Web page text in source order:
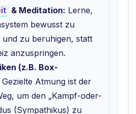
& Meditation: Lerne,
bewusst zu
und zu beruhigen, statt
anzuspringen.
(z.B. Box-
Gezielte Atmung ist der
um den „Kampf-oder-
(Sympathikus) zu